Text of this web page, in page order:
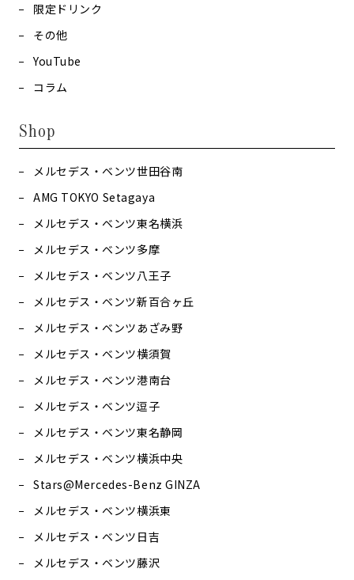
限定ドリンク
その他
YouTube
コラム
Shop
メルセデス・ベンツ世田谷南
AMG TOKYO Setagaya
メルセデス・ベンツ東名横浜
メルセデス・ベンツ多摩
メルセデス・ベンツ八王子
メルセデス・ベンツ新百合ヶ丘
メルセデス・ベンツあざみ野
メルセデス・ベンツ横須賀
メルセデス・ベンツ港南台
メルセデス・ベンツ逗子
メルセデス・ベンツ東名静岡
メルセデス・ベンツ横浜中央
Stars@Mercedes-Benz GINZA
メルセデス・ベンツ横浜東
メルセデス・ベンツ日吉
メルセデス・ベンツ藤沢